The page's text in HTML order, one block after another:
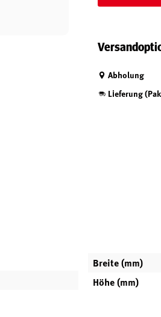
Abholung
Lieferung
Breite (mm)
Höhe (mm)